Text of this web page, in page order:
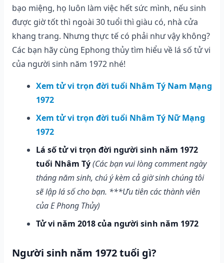
bạo miệng, họ luôn làm việc hết sức mình, nếu sinh
được giờ tốt thì ngoài 30 tuổi thì giàu có, nhà cửa
khang trang. Nhưng thực tế có phải như vậy không?
Các bạn hãy cùng Ephong thủy tìm hiểu về lá số tử vi
của người sinh năm 1972 nhé!
Xem tử vi trọn đời tuổi Nhâm Tý Nam Mạng
1972
Xem tử vi trọn đời tuổi Nhâm Tý Nữ Mạng
1972
Lá số tử vi trọn đời người sinh năm 1972
tuổi Nhâm Tý(Các bạn vui lòng comment ngày
tháng năm sinh, chú ý kèm cả giờ sinh chúng tôi
sẽ lập lá số cho bạn. ***Ưu tiên các thành viên
của E Phong Thủy)
Tử vi năm 2018 của người sinh năm 1972
Người sinh năm 1972 tuổi gì?